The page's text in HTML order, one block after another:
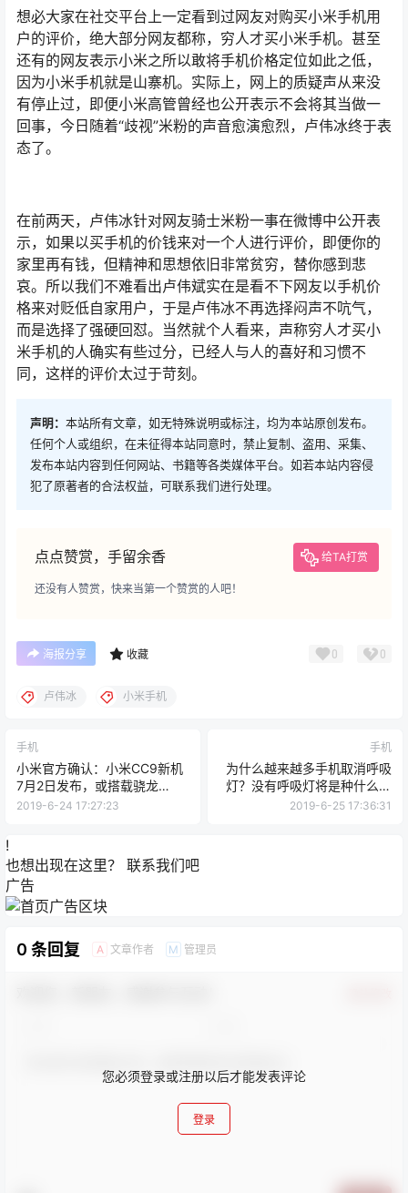
想必大家在社交平台上一定看到过网友对购买小米手机用
户的评价，绝大部分网友都称，穷人才买小米手机。甚至
还有的网友表示小米之所以敢将手机价格定位如此之低，
因为小米手机就是山寨机。实际上，网上的质疑声从来没
有停止过，即便小米高管曾经也公开表示不会将其当做一
回事，今日随着“歧视”米粉的声音愈演愈烈，卢伟冰终于表
态了。
在前两天，卢伟冰针对网友骑士米粉一事在微博中公开表
示，如果以买手机的价钱来对一个人进行评价，即便你的
家里再有钱，但精神和思想依旧非常贫穷，替你感到悲
哀。所以我们不难看出卢伟斌实在是看不下网友以手机价
格来对贬低自家用户，于是卢伟冰不再选择闷声不吭气，
而是选择了强硬回怼。当然就个人看来，声称穷人才买小
米手机的人确实有些过分，已经人与人的喜好和习惯不
同，这样的评价太过于苛刻。
声明： 本站所有文章，如无特殊说明或标注，均为本站原创发布。
任何个人或组织，在未征得本站同意时，禁止复制、盗用、采集、
发布本站内容到任何网站、书籍等各类媒体平台。如若本站内容侵
犯了原著者的合法权益，可联系我们进行处理。
点点赞赏，手留余香 给TA打赏
还没有人赞赏，快来当第一个赞赏的人吧！
海报分享 收藏 0 0
卢伟冰 小米手机
手机
小米官方确认：小米CC9新机
7月2日发布，或搭载骁龙
712+4000mAh
2019-6-24 17:27:23
手机
为什么越来越多手机取消呼吸
灯？没有呼吸灯将是种什么体
验？
2019-6-25 17:36:31
!
也想出现在这里？ 联系我们吧
广告
0 条回复 A 文章作者 M 管理员
您必须登录或注册以后才能发表评论
登录